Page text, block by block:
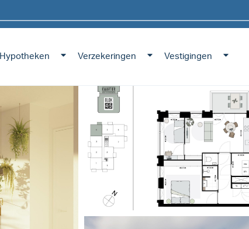
Hypotheken Verzekeringen Vestigingen